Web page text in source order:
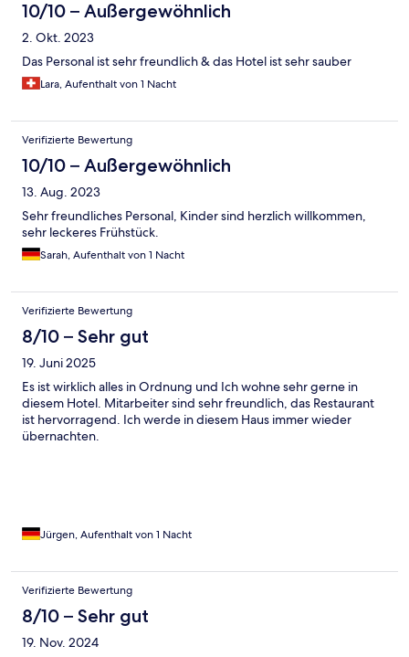
10/10 – Außergewöhnlich
2. Okt. 2023
Das Personal ist sehr freundlich & das Hotel ist sehr sauber
Lara, Aufenthalt von 1 Nacht
Verifizierte Bewertung
10/10 – Außergewöhnlich
13. Aug. 2023
Sehr freundliches Personal, Kinder sind herzlich willkommen,
sehr leckeres Frühstück.
Sarah, Aufenthalt von 1 Nacht
Verifizierte Bewertung
8/10 – Sehr gut
19. Juni 2025
Es ist wirklich alles in Ordnung und Ich wohne sehr gerne in
diesem Hotel. Mitarbeiter sind sehr freundlich, das Restaurant
ist hervorragend. Ich werde in diesem Haus immer wieder
übernachten.
Jürgen, Aufenthalt von 1 Nacht
Verifizierte Bewertung
8/10 – Sehr gut
19. Nov. 2024